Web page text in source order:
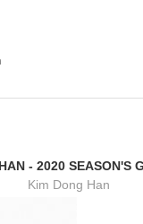
- 2020 SEASON'S
Kim Dong Han